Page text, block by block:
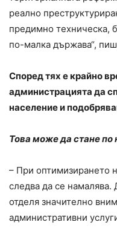
реално
предимно техническа,
по-малка държава“,
Според тях е крайно
администрацията да
население и
Това може да стане по
– При оптимизирането
следва да се намалява.
отделя значително
административни